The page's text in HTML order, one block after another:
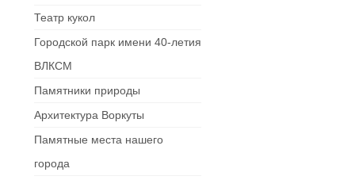
Театр кукол
Городской парк имени 40-летия
ВЛКСМ
Памятники природы
Архитектура Воркуты
Памятные места нашего
города